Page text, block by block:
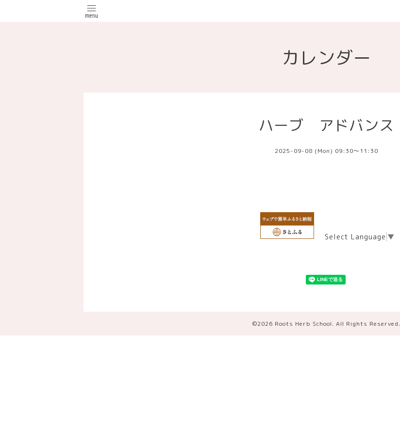
カレンダー
ハーブ アドバンス
2025-09-08 (Mon) 09:30～11:30
Select Language ▼
©2026 Roots Herb School. All Rights Reserved.